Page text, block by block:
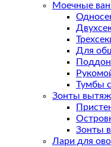
Моечные
Для
Тумбы
Зонты
Зонты
Лари для